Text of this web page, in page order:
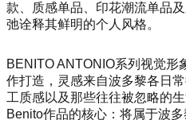
款、质感单品、印花潮流单品
弛诠释其鲜明的个人风格。
BENITO ANTONIO系列视觉形
作打造，灵感来自波多黎各日
工质感以及那些往往被忽略的
Benito作品的核心：将属于波